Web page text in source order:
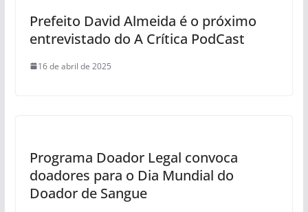
Prefeito David Almeida é o próximo
entrevistado do A Crítica PodCast
16 de abril de 2025
Programa Doador Legal convoca
doadores para o Dia Mundial do
Doador de Sangue